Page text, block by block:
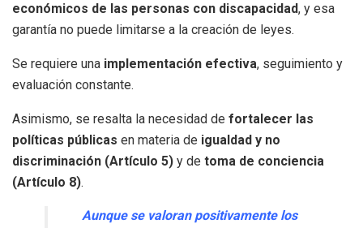
económicos de las personas con discapacidad, y esa
garantía no puede limitarse a la creación de leyes.
Se requiere una implementación efectiva, seguimiento y
evaluación constante.
Asimismo, se resalta la necesidad de fortalecer las
políticas públicas en materia de igualdad y no
discriminación (Artículo 5) y de toma de conciencia
(Artículo 8).
Aunque se valoran positivamente los